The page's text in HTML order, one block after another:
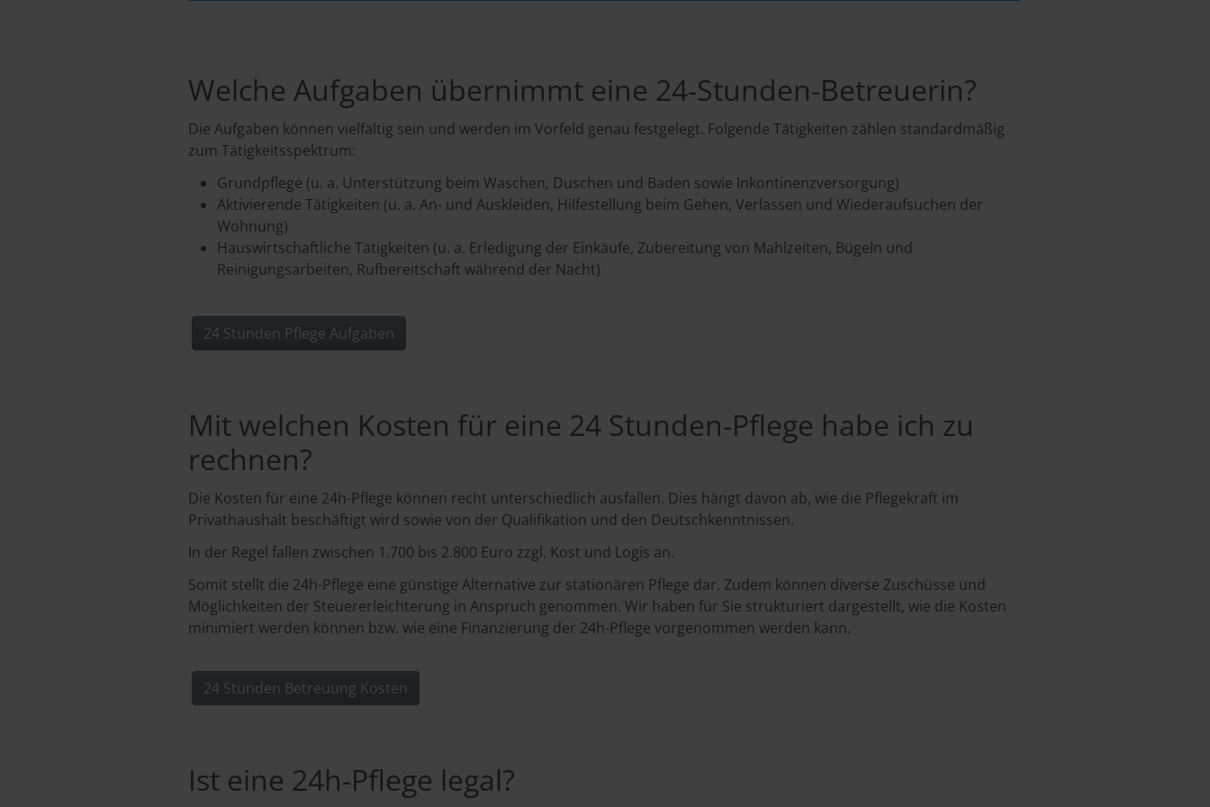
Welche Aufgaben übernimmt eine 24-Stunden-Betreuerin?
Die Aufgaben können vielfältig sein und werden im Vorfeld genau festgelegt. Folgende Tätigkeiten zählen standardmäßig
zum Tätigkeitsspektrum:
Grundpflege (u. a. Unterstützung beim Waschen, Duschen und Baden sowie Inkontinenzversorgung)
Aktivierende Tätigkeiten (u. a. An- und Auskleiden, Hilfestellung beim Gehen, Verlassen und Wiederaufsuchen der
Wohnung)
Hauswirtschaftliche Tätigkeiten (u. a. Erledigung der Einkäufe, Zubereitung von Mahlzeiten, Bügeln und
Reinigungsarbeiten, Rufbereitschaft während der Nacht)
24 Stunden Pflege Aufgaben
Mit welchen Kosten für eine 24 Stunden-Pflege habe ich zu
rechnen?
Die Kosten für eine 24h-Pflege können recht unterschiedlich ausfallen. Dies hängt davon ab, wie die Pflegekraft im
Privathaushalt beschäftigt wird sowie von der Qualifikation und den Deutschkenntnissen.
In der Regel fallen zwischen 1.700 bis 2.800 Euro zzgl. Kost und Logis an.
Somit stellt die 24h-Pflege eine günstige Alternative zur stationären Pflege dar. Zudem können diverse Zuschüsse und
Möglichkeiten der Steuererleichterung in Anspruch genommen. Wir haben für Sie strukturiert dargestellt, wie die Kosten
minimiert werden können bzw. wie eine Finanzierung der 24h-Pflege vorgenommen werden kann.
24 Stunden Betreuung Kosten
Ist eine 24h-Pflege legal?